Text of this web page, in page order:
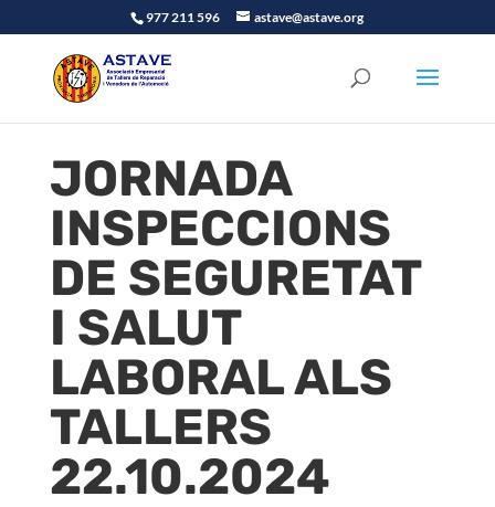
977 211 596 astave@astave.org
JORNADA
INSPECCIONS
DE SEGURETAT
I SALUT
LABORAL ALS
TALLERS
22.10.2024